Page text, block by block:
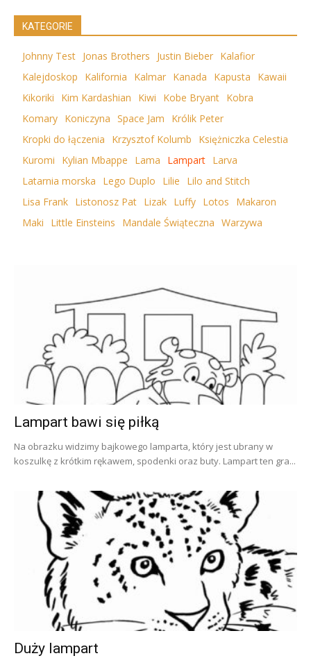
KATEGORIE
Johnny Test Jonas Brothers Justin Bieber Kalafior
Kalejdoskop
Kalifornia Kalmar Kanada Kapusta
Kawaii
Kikoriki
Kim Kardashian Kiwi Kobe Bryant Kobra
Komary Koniczyna Space Jam
Królik Peter
Kropki do łączenia
Krzysztof Kolumb
Księżniczka Celestia
Kuromi
Kylian Mbappe Lama Lampart Larva
Latarnia morska
Lego Duplo Lilie
Lilo and Stitch
Lisa Frank Listonosz Pat Lizak Luffy Lotos
Makaron
Maki
Little Einsteins Mandale Świąteczna Warzywa
Lampart bawi się piłką
Na obrazku widzimy bajkowego lamparta, który jest ubrany w
koszulkę z krótkim rękawem, spodenki oraz buty. Lampart ten gra...
Duży lampart